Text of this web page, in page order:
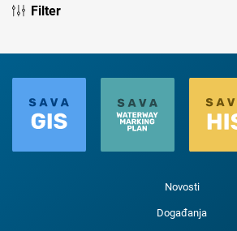
Filter
Novosti
Događanja